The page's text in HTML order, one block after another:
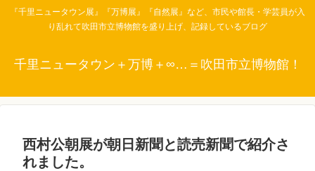
『千里ニュータウン展』『万博展』『自然展』など、市民や館長・学芸員が入
り乱れて吹田市立博物館を盛り上げ、記録しているブログ
千里ニュータウン＋万博＋∞…＝吹田市立博物館！
西村公朝展が朝日新聞と読売新聞で紹介さ
れました。